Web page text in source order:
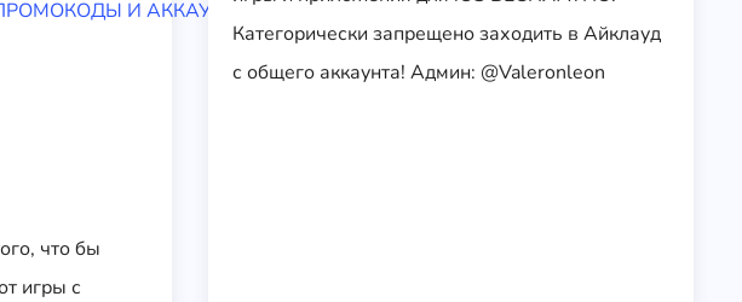
ОКОД
Ы И
АККА
что бы
игры с
Категорически запрещено заходить в Айклауд
с общего аккаунта! Админ: @Valeronleon